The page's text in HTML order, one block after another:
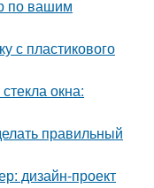
по вашим
с пластикового
окна:
правильный
дизайн-проект